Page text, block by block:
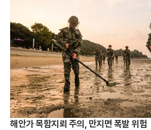
해안가 목함지뢰 주의, 만지면 폭발 위험